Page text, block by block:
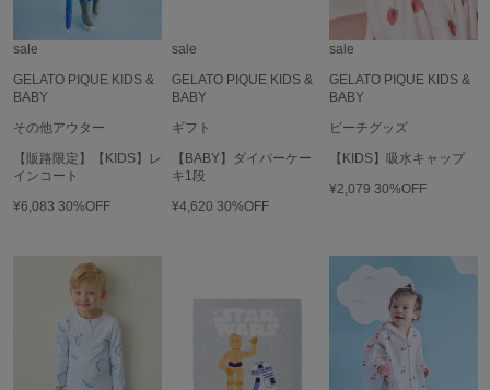
LITTLE UNION TOKYO
リトルユニオン トウキョウ
メイドオブオーガニクス
MICHU COQUETTE
ミチュ コケット
miies miim
ミーエスミーム
Mila Owen
ミラオーウェン
sale
GELATO PIQUE KIDS &
BABY
その他アウター
【販路限定】【KIDS】レ
インコート
¥6,083 30%OFF
sale
GELATO PIQUE KIDS &
BABY
ギフト
【BABY】ダイパーケー
キ1段
¥4,620 30%OFF
sale
GELATO PIQUE KIDS &
BABY
ビーチグッズ
【KIDS】吸水キャップ
¥2,07930%OFF